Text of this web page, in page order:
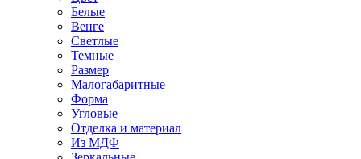
Белые
Венге
Светлые
Темные
Размер
Малогабаритные
Форма
Угловые
Отделка и материал
Из МДФ